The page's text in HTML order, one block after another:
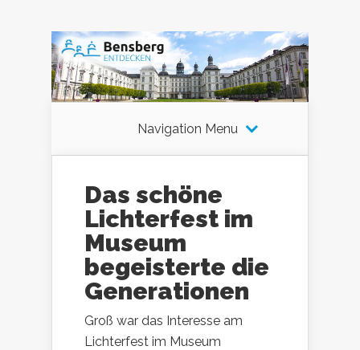
Navigation Menu
Das schöne
Lichterfest im
Museum
begeisterte die
Generationen
Groß war das Interesse am
Lichterfest im Museum